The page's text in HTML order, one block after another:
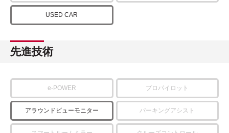
USED CAR
先進技術
e-POWER プロパイロット
アラウンドビューモニター パーキングアシスト